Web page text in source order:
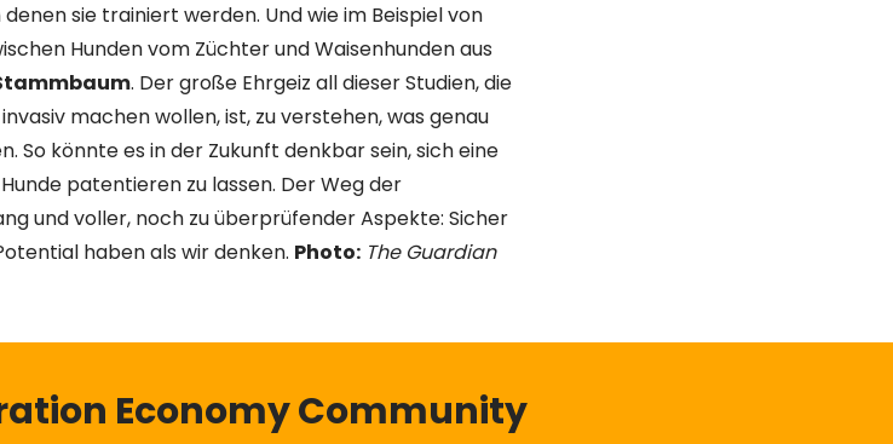
sie trainiert werden. Und wie im Beispiel von
Hunden vom Züchter und Waisenhunden aus
. Der große Ehrgeiz all dieser Studien, die
machen wollen, ist, zu verstehen, was genau
So könnte es in der Zukunft denkbar sein, sich eine
patentieren zu lassen. Der Weg der
und voller, noch zu überprüfender Aspekte: Sicher
haben als wir denken. Photo: The Guardian
Economy Community